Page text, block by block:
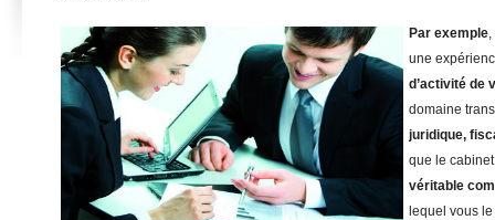
Par exemple
une
d’activité de
domaine
juridique,
que le
véritable
lequel vous